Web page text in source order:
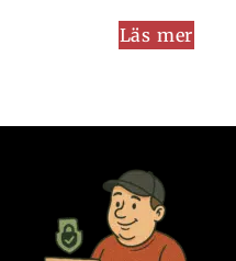
Läs mer